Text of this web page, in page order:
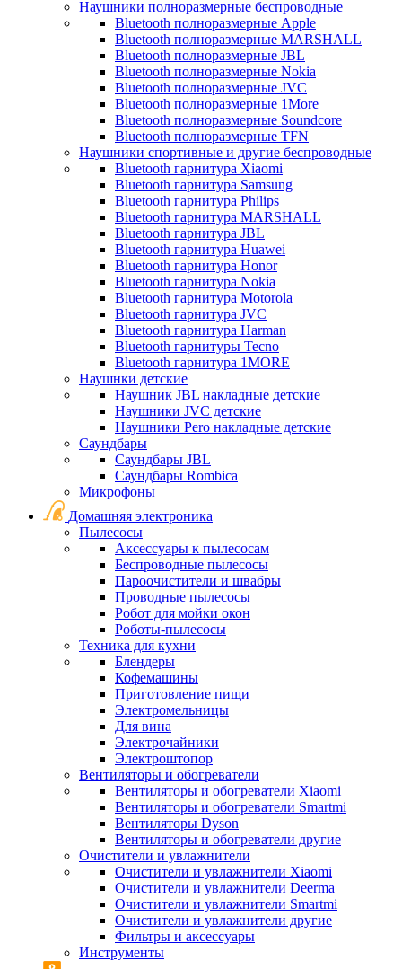
Наушники полноразмерные беспроводные
Bluetooth полноразмерные Apple
Bluetooth полноразмерные MARSHALL
Bluetooth полноразмерные JBL
Bluetooth полноразмерные Nokia
Bluetooth полноразмерные JVC
Bluetooth полноразмерные 1More
Bluetooth полноразмерные Soundcore
Bluetooth полноразмерные TFN
Наушники спортивные и другие беспроводные
Bluetooth гарнитура Xiaomi
Bluetooth гарнитура Samsung
Bluetooth гарнитура Philips
Bluetooth гарнитура MARSHALL
Bluetooth гарнитура JBL
Bluetooth гарнитура Huawei
Bluetooth гарнитура Honor
Bluetooth гарнитура Nokia
Bluetooth гарнитура Motorola
Bluetooth гарнитура JVC
Bluetooth гарнитура Harman
Bluetooth гарнитуры Tecno
Bluetooth гарнитура 1MORE
Наушнки детские
Наушник JBL накладные детские
Наушники JVC детские
Наушники Pero накладные детские
Саундбары
Саундбары JBL
Саундбары Rombica
Микрофоны
Домашняя электроника
Пылесосы
Аксессуары к пылесосам
Беспроводные пылесосы
Пароочистители и швабры
Проводные пылесосы
Робот для мойки окон
Роботы-пылесосы
Техника для кухни
Блендеры
Кофемашины
Приготовление пищи
Электромельницы
Для вина
Электрочайники
Электроштопор
Вентиляторы и обогреватели
Вентиляторы и обогреватели Xiaomi
Вентиляторы и обогреватели Smartmi
Вентиляторы Dyson
Вентиляторы и обогреватели другие
Очистители и увлажнители
Очистители и увлажнители Xiaomi
Очистители и увлажнители Deerma
Очистители и увлажнители Smartmi
Очистители и увлажнители другие
Фильтры и аксессуары
Инструменты